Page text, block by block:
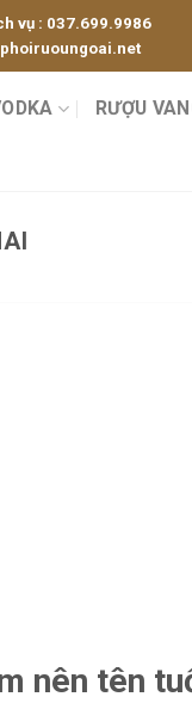
vụ : 037.699.9986
RƯỢU
nên tên